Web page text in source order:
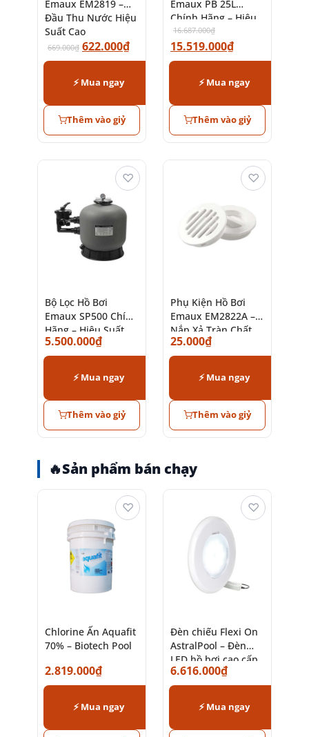
Emaux EM2819 –
Đầu Thu Nước Hiệu
Suất Cao
669.000₫ 622.000₫
⚡ Mua ngay
Thêm vào giỷ
Emaux PB 25L
Chính Hãng – Hiệu
Suất Cao
16.687.000₫
15.519.000₫
⚡ Mua ngay
Thêm vào giỷ
Bộ Lọc Hồ Bơi
Emaux SP500 Chính
Hãng – Hiệu Suất
Lọc Cao
5.500.000₫
⚡ Mua ngay
Thêm vào giỷ
♡
Phụ Kiện Hồ Bơi
Emaux EM2822A –
Nắp Xả Tràn Chất
Lượng Cao
25.000₫
⚡ Mua ngay
Thêm vào giỷ
♡
🔥Sản phẩm bán chạy
Chlorine Ấn Aquafit
70% – Biotech Pool
2.819.000₫
⚡ Mua ngay
♡
Đèn chiếu Flexi On
AstralPool – Đèn
LED hồ bơi cao cấp
chính hãng
6.616.000₫
⚡ Mua ngay
♡